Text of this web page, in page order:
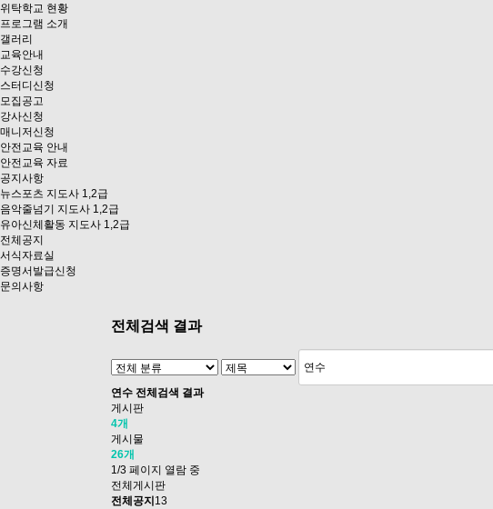
위탁학교 현황
프로그램 소개
갤러리
교육안내
수강신청
스터디신청
모집공고
강사신청
매니저신청
안전교육 안내
안전교육 자료
공지사항
뉴스포츠 지도사 1,2급
음악줄넘기 지도사 1,2급
유아신체활동 지도사 1,2급
전체공지
서식자료실
증명서발급신청
문의사항
전체검색 결과
연수 전체검색 결과
게시판
4개
게시물
26개
1/3 페이지 열람 중
전체게시판
전체공지 13